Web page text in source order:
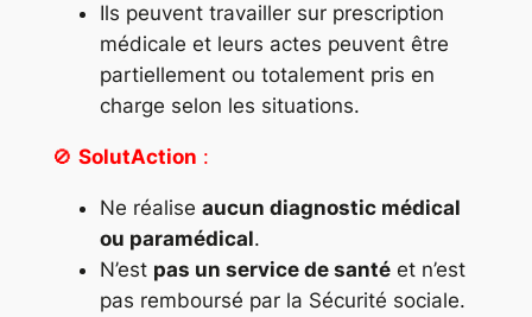
Ils peuvent travailler sur prescription
médicale et leurs actes peuvent être
partiellement ou totalement pris en
charge selon les situations.
🚫 SolutAction :
Ne réalise aucun diagnostic médical
ou paramédical.
N’est pas un service de santéet n’est
pas remboursé par la Sécurité sociale.